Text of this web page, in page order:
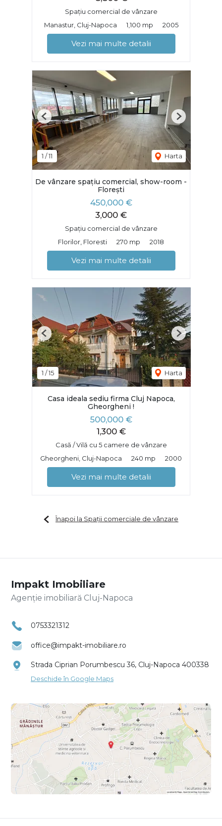
Spațiu comercial de vânzare
Manastur, Cluj-Napoca
1,100 mp 2005
Vezi mai multe detalii
1 /11 Harta
Previous Next
De vânzare spațiu comercial, show-room -
Florești
450,000 €
3,000 €
Spațiu comercial de vânzare
Florilor, Floresti
270 mp 2018
Vezi mai multe detalii
1 /15 Harta
Previous Next
Casa ideala sediu firma Cluj Napoca,
Gheorgheni !
500,000 €
1,300 €
Casă / Vilă cu 5 camere de vânzare
Gheorgheni, Cluj-Napoca
240 mp 2000
Vezi mai multe detalii
Înapoi la Spații comerciale de vânzare
Impakt Imobiliare
Agenție imobiliară Cluj-Napoca
0753321312
office@impakt-imobiliare.ro
Strada Ciprian Porumbescu 36, Cluj-Napoca 400338
Deschide în Google Maps